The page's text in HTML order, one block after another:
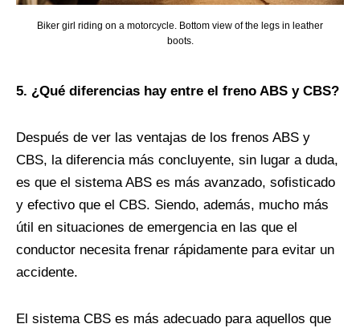
Biker girl riding on a motorcycle. Bottom view of the legs in leather
boots.
5. ¿Qué diferencias hay entre el freno ABS y CBS?
Después de ver las ventajas de los frenos ABS y
CBS, la diferencia más concluyente, sin lugar a duda,
es que el sistema ABS es más avanzado, sofisticado
y efectivo que el CBS. Siendo, además, mucho más
útil en situaciones de emergencia en las que el
conductor necesita frenar rápidamente para evitar un
accidente.
El sistema CBS es más adecuado para aquellos que